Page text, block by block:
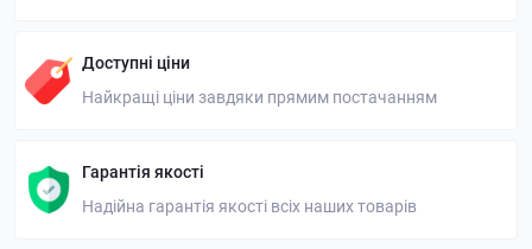
Доступні ціни
Найкращі ціни завдяки прямим постачанням
Гарантія якості
Надійна гарантія якості всіх наших товарів